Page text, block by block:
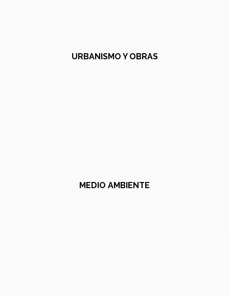
URBANISMO Y OBRAS
MEDIO AMBIENTE